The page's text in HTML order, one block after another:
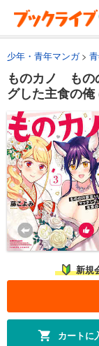
少年・青年マンガ
ものカノ もの
グした主食の俺
新規
カートに